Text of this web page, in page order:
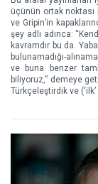
üçünün ortak noktası
ve Gripin’in
şey adlı adınca:
kavramdır bu da.
bulunamadığı-
ve buna benzer
biliyoruz,” demeye
Türkçeleştirdik ve